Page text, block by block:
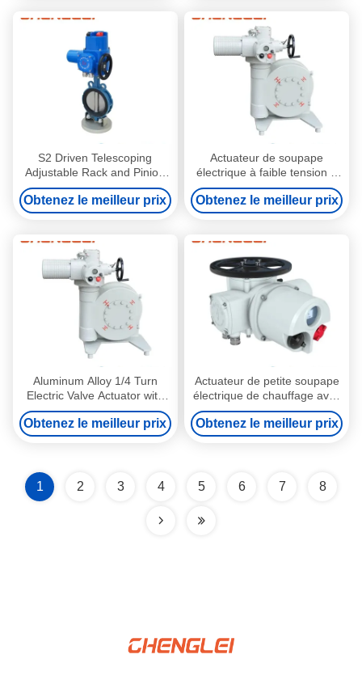
S2 Driven Telescoping
Adjustable Rack and Pinion
Electric Valve Actuator for
Heavy Duty Motorized Valve
Applications
Obtenez le meilleur prix
Actuateur de soupape
électrique à faible tension à
180 degrés à épreuve
d'explosion à poussée avec
connexion de bride pour
de soupape
Obtenez le meilleur prix
Aluminum Alloy 1/4 Turn
Electric Valve Actuator with
Manual Override for
Dampers and Valves
Obtenez le meilleur prix
Actuateur de petite soupape
électrique de chauffage avec
raccordement à la bride et
alimentation électrique pour
soupape de serrure
Obtenez le meilleur prix
1 2 3 4 5 6 7 8